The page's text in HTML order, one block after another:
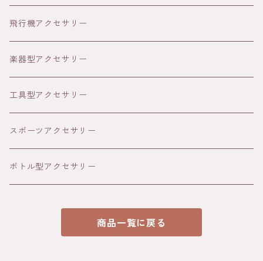
シルバー
18K
パラジウム
ゴールド
写真プリント
文字
シルバー
写真
文字
ブラック
写真
文字
飛行機アクセサリー
楽器型アクセサリー
工具型アクセサリー
スポーツアクセサリー
ボトル型アクセサリー
商品一覧に戻る